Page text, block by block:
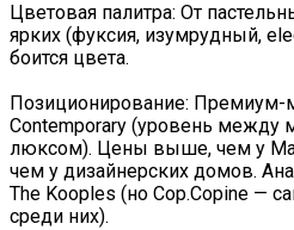
Цветовая палитра: От
ярких (фуксия, изумрудный,
боится цвета.
Позиционирование: Премиум-
Contemporary (уровень между
люксом). Цены выше, чем у
чем у дизайнерских домов.
The Kooples (но Cop.Copine —
среди них).